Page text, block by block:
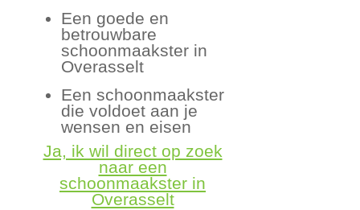
Een goede en
betrouwbare
schoonmaakster in
Overasselt
Een schoonmaakster
die voldoet aan je
wensen en eisen
Ja, ik wil direct op zoek
naar een
schoonmaakster in
Overasselt